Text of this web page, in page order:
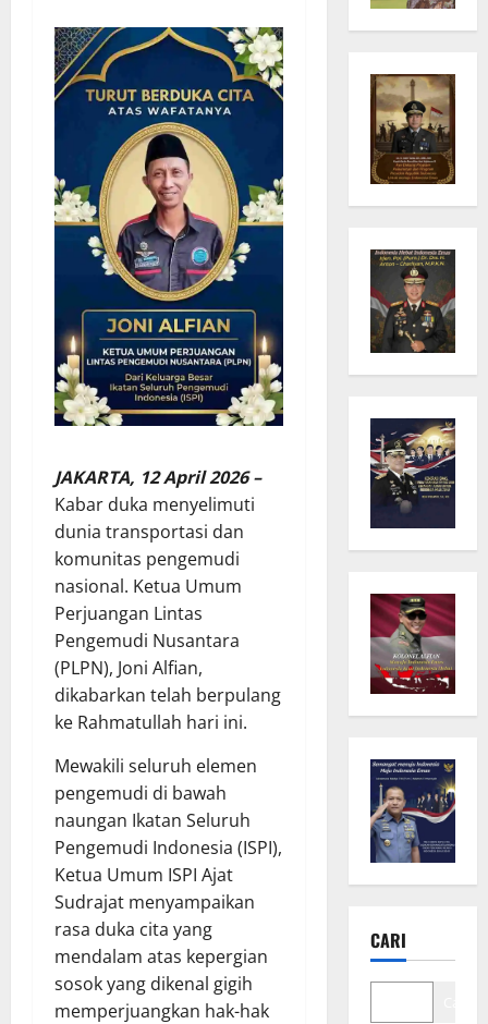
JAKARTA, 12 April 2026 –
Kabar duka menyelimuti
dunia transportasi dan
komunitas pengemudi
nasional. Ketua Umum
Perjuangan Lintas
Pengemudi Nusantara
(PLPN), Joni Alfian,
dikabarkan telah berpulang
ke Rahmatullah hari ini.
Mewakili seluruh elemen
pengemudi di bawah
naungan Ikatan Seluruh
Pengemudi Indonesia (ISPI),
Ketua Umum ISPI Ajat
Sudrajat menyampaikan
rasa duka cita yang
mendalam atas kepergian
sosok yang dikenal gigih
memperjuangkan hak-hak
CARI